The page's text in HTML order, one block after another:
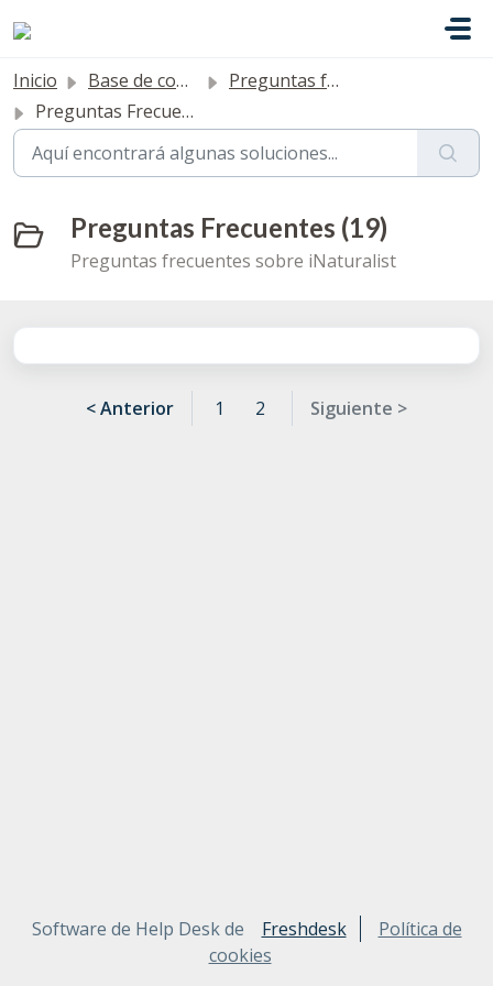
Inicio Base de conocimientos
Preguntas frecuentes
Preguntas Frecuentes
Preguntas Frecuentes (19)
Preguntas frecuentes sobre iNaturalist
< Anterior 1 2 Siguiente >
Software de Help Desk de Freshdesk
Política de
cookies